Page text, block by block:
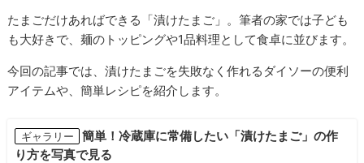
たまごだけあればできる「漬けたまご」。筆者の家では子ども
も大好きで、麺のトッピングや1品料理として食卓に並びます。
今回の記事では、漬けたまごを失敗なく作れるダイソーの便利
アイテムや、簡単レシピを紹介します。
ギャラリー
簡単！冷蔵庫に常備したい「漬けたまご」の作
り方を写真で見る